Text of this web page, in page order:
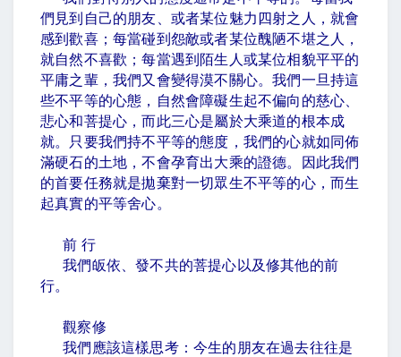
們見到自己的朋友、或者某位魅力四射之人，就會
感到歡喜；每當碰到怨敵或者某位醜陋不堪之人，
就自然不喜歡；每當遇到陌生人或某位相貌平平的
平庸之輩，我們又會變得漠不關心。我們一旦持這
些不平等的心態，自然會障礙生起不偏向的慈心、
悲心和菩提心，而此三心是屬於大乘道的根本成
就。只要我們持不平等的態度，我們的心就如同佈
滿硬石的土地，不會孕育出大乘的證德。因此我們
的首要任務就是拋棄對一切眾生不平等的心，而生
起真實的平等舍心。
前 行
我們皈依、發不共的菩提心以及修其他的前
行。
觀察修
我們應該這樣思考：今生的朋友在過去往往是